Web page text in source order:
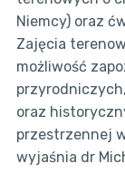
Niemcy) oraz
Zajęcia
możliwość
oraz
przestrzennej
wyjaśnia dr